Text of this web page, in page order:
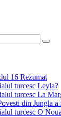
16 Rezumat
turcesc Leyla?
turcesc La
din Jungla a
turcesc O